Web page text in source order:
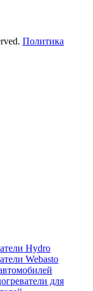
Политика
Hydro
Webasto
для